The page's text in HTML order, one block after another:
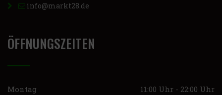
info@markt28.de
ÖFFNUNGSZEITEN
Montag 11:00 Uhr - 22:00 Uhr